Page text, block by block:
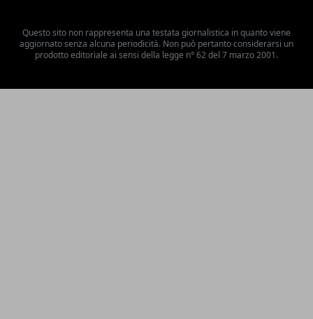
Questo sito non rappresenta una testata giornalistica in quanto viene
aggiornato senza alcuna periodicità. Non può pertanto considerarsi un
prodotto editoriale ai sensi della legge n° 62 del 7 marzo 2001.